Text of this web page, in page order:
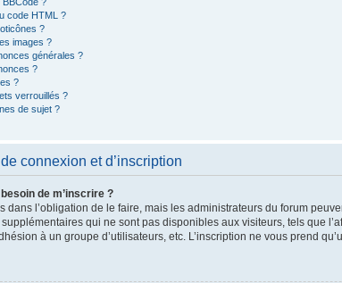
code HTML ?
?
images ?
générales ?
?
?
verrouillés ?
de sujet ?
connexion et d’inscription
de m’inscrire ?
dans l’obligation de le faire, mais les administrateurs du forum
qui ne sont pas disponibles aux visiteurs, tels que
à un groupe d’utilisateurs, etc. L’inscription ne vous prend